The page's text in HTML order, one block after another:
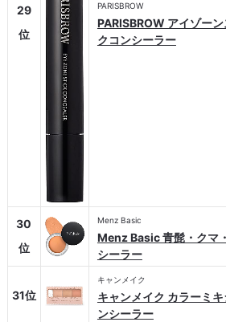
29
位
PARISBROW
PARISBROW アイゾー
クコンシーラー
30
位
Menz Basic
Menz Basic 青髭・クマ
シーラー
31位
キャンメイク
キャンメイク カラーミキ
ンシーラー